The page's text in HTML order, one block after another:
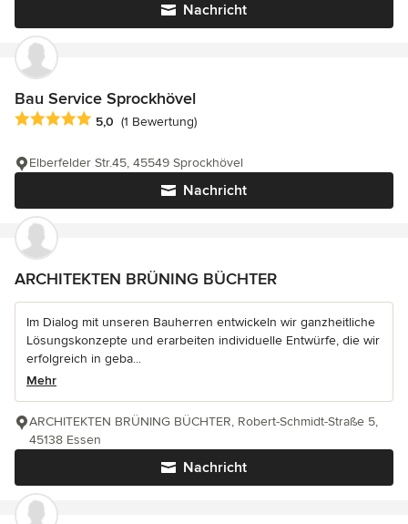
Nachricht
Bau Service Sprockhövel
Durchschnittliche Bewertung: 5 von 5 Sternen
5,0 (1 Bewertung)
Nachricht
Elberfelder Str.45, 45549 Sprockhövel
ARCHITEKTEN BRÜNING BÜCHTER
Im Dialog mit unseren Bauherren entwickeln wir ganzheitliche
Lösungskonzepte und erarbeiten individuelle Entwürfe, die wir
erfolgreich in geba...
Mehr
Nachricht
ARCHITEKTEN BRÜNING BÜCHTER, Robert-Schmidt-Straße 5,
45138 Essen